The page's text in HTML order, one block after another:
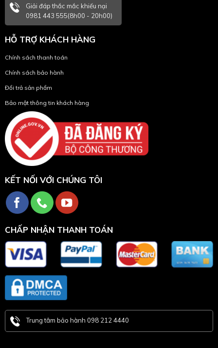
Giải đáp thắc mắc khiếu nại
0981 443 555(8h00 - 20h00)
HỖ TRỢ KHÁCH HÀNG
Chính sách thanh toán
Chính sách bảo hành
Đổi trả sản phẩm
Bảo mật thông tin khách hàng
KẾT NỐI VỚI CHÚNG TÔI
CHẤP NHẬN THANH TOÁN
Trung tâm bảo hành 098 212 4440